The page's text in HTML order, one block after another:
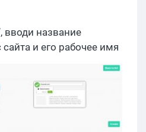
вводи название
и его рабочее имя